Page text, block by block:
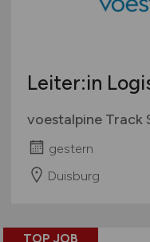
Leiter:in
voestalpine Track
gestern
Duisburg
TOP JOB